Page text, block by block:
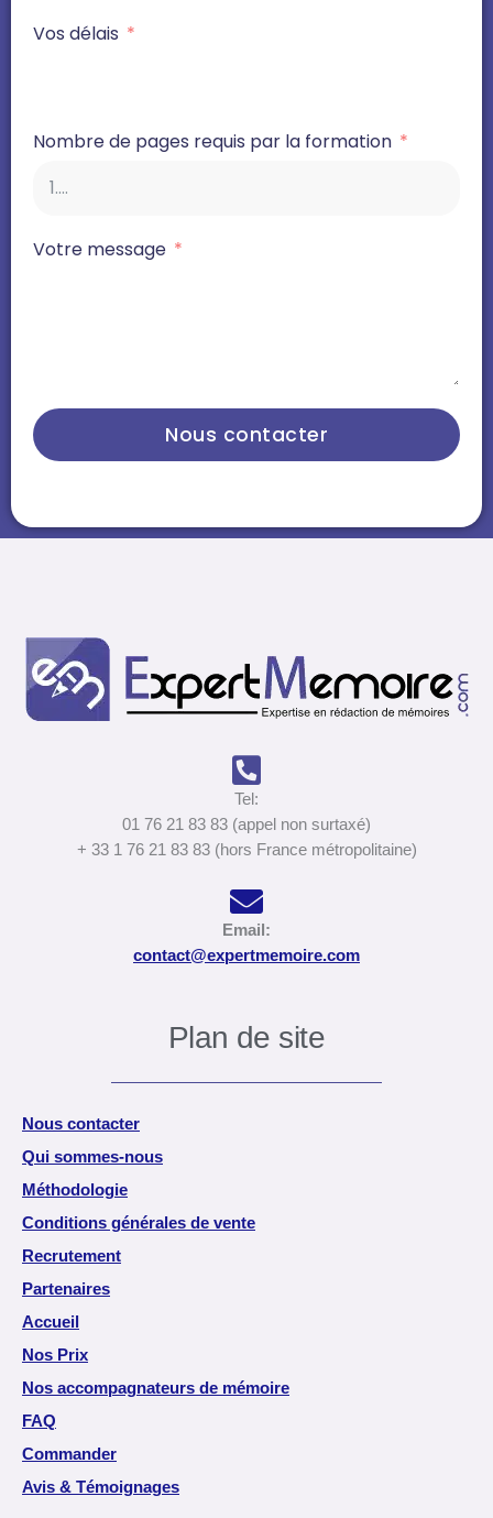
Vos délais
Nombre de pages requis par la formation
Votre message
Nous contacter
Tel:
01 76 21 83 83 (appel non surtaxé)
+ 33 1 76 21 83 83 (hors France métropolitaine)
Email:
contact@expertmemoire.com
Plan de site
Nous contacter
Qui sommes-nous
Méthodologie
Conditions générales de vente
Recrutement
Partenaires
Accueil
Nos Prix
Nos accompagnateurs de mémoire
FAQ
Commander
Avis & Témoignages